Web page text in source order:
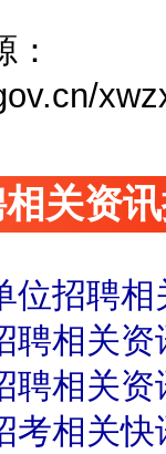
关资
位招聘相
聘相关资
聘相关资
考相关快